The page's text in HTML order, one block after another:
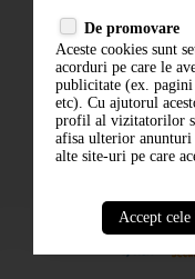
ABONARE LA
De promovare
Aceste cookies sunt
acorduri pe care le
publicitate (ex.
etc). Cu ajutorul
profil al vizitatorilor
afisa ulterior anunturi
alte site-uri pe care
Accept cele